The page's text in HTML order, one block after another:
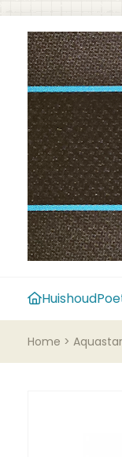
Huishoud
Home >